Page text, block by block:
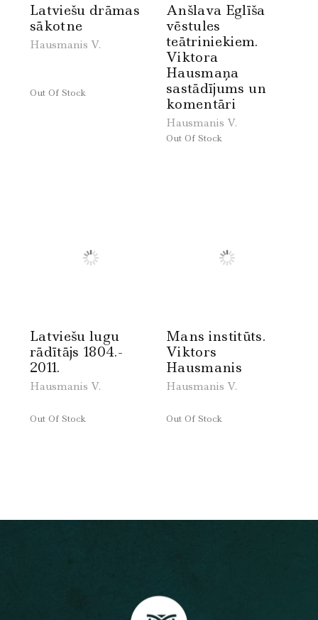
Latviešu drāmas
sākotne
Hausmanis V.
Out Of Stock
Anšlava Eglīša
vēstules
teātriniekiem.
Viktora
Hausmaņa
sastādījums un
komentāri
Hausmanis V.
Out Of Stock
Latviešu lugu
rādītājs 1804.-
2011.
Hausmanis V.
Out Of Stock
Mans institūts.
Viktors
Hausmanis
Hausmanis V.
Out Of Stock